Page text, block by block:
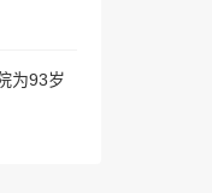
为93岁